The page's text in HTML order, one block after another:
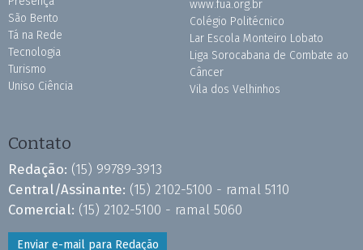
São Bento
Tá na Rede
Tecnologia
Turismo
Uniso Ciência
www.fua.org.br
Colégio Politécnico
Lar Escola Monteiro Lobato
Liga Sorocabana de Combate ao
Câncer
Vila dos Velhinhos
Contato
Redação: (15) 99789-3913
Central/Assinante: (15) 2102-5100 - ramal 5110
Comercial: (15) 2102-5100 - ramal 5060
Enviar e-mail para Redação